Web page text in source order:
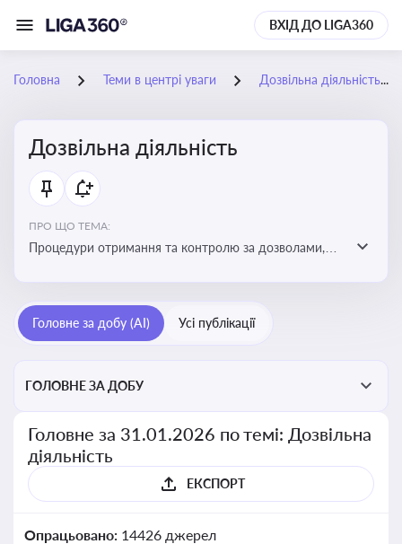
ВХІД ДО LIGA360
Головна Теми в центрі уваги Дозвільна діяльність
Дозвільна діяльність
ПРО ЩО ТЕМА:
Процедури отримання та контролю за дозволами,
законодавстві, щоб уникнути порушень та
забезпечити відповідність вимогам регуляторних
Головне за добу (AI) Усі публікації
ГОЛОВНЕ ЗА ДОБУ
Головне за 31.01.2026 по темі: Дозвільна
діяльність
ЕКСПОРТ
Опрацьовано: 14426 джерел